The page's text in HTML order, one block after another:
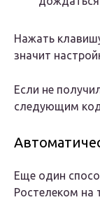
Нажать
значит
Если не
следующим
Еще один
Ростелеком на